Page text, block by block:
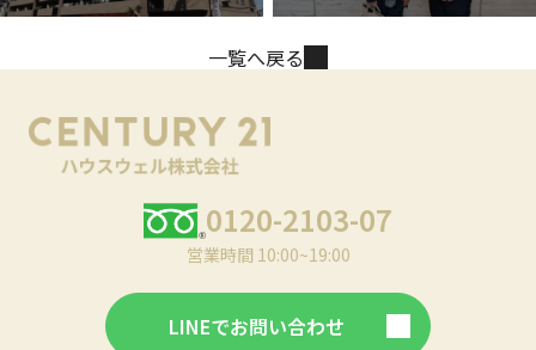
一覧へ戻る
0120-2103-07
営業時間 10:00~19:00
LINEでお問い合わせ